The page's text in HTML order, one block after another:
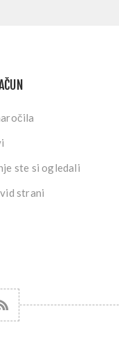
ste si ogledali
strani